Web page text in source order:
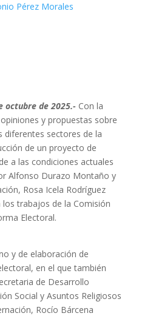
Pérez Morales
octubre de 2025.- Con la
y propuestas sobre
diferentes sectores de la
de un proyecto de
a las condiciones actuales
Alfonso Durazo Montaño y
Rosa Icela Rodríguez
los trabajos de la Comisión
Electoral.
y de elaboración de
en el que también
de Desarrollo
Social y Asuntos Religiosos
Rocío Bárcena